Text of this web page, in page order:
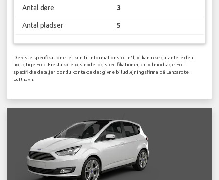
Antal døre 3
Antal pladser 5
De viste specifikationer er kun til informationsformål, vi kan ikke garantere den
nøjagtige Ford Fiesta køretøjsmodel og specifikationer, du vil modtage. For
specifikke detaljer bør du kontakte det givne biludlejningsfirma på Lanzarote
Lufthavn.